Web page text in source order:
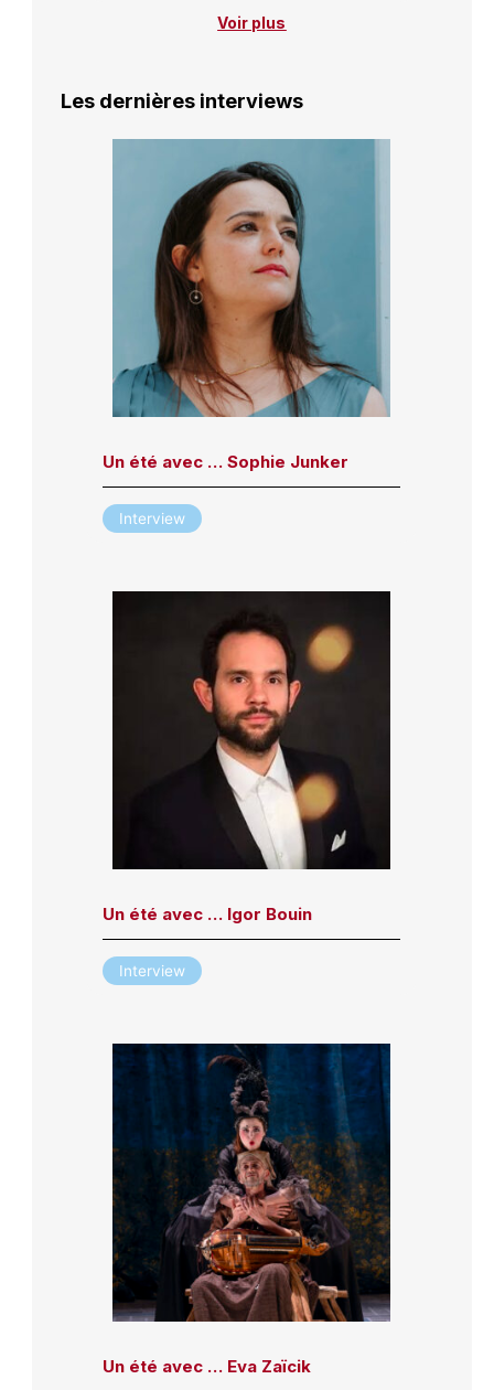
Voir plus
Les dernières interviews
Un été avec … Sophie Junker
Interview
Un été avec … Igor Bouin
Interview
Un été avec … Eva Zaïcik